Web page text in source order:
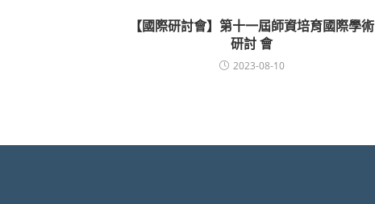
【國際研討會】第十一屆師資培育國際學術
研討 會
2023-08-10